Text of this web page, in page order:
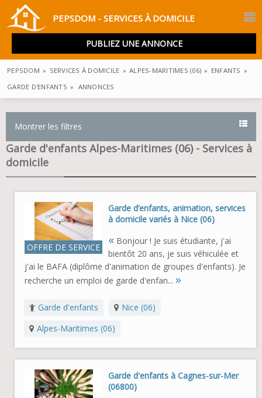
PEPSDOM - SERVICES À DOMICILE
PUBLIEZ UNE ANNONCE
PEPSDOM » SERVICES À DOMICILE » ALPES-MARITIMES (06) » ENFANTS »
GARDE D'ENFANTS » ANNONCES
Montrer les filtres
Garde d'enfants Alpes-Maritimes (06) - Services à
domicile
OFFRE DE SERVICE
Garde d’enfants, animation, services
à domicile variés à Nice (06)
« Bonjour ! Je suis étudiante, j'ai
bientôt 20 ans, je suis véhiculée et
j'ai le BAFA (diplôme d'animation de groupes d'enfants). Je
recherche un emploi de garde d'enfan... »
Garde d'enfants
Nice (06)
Alpes-Maritimes (06)
Garde d'enfants à Cagnes-sur-Mer
(06800)